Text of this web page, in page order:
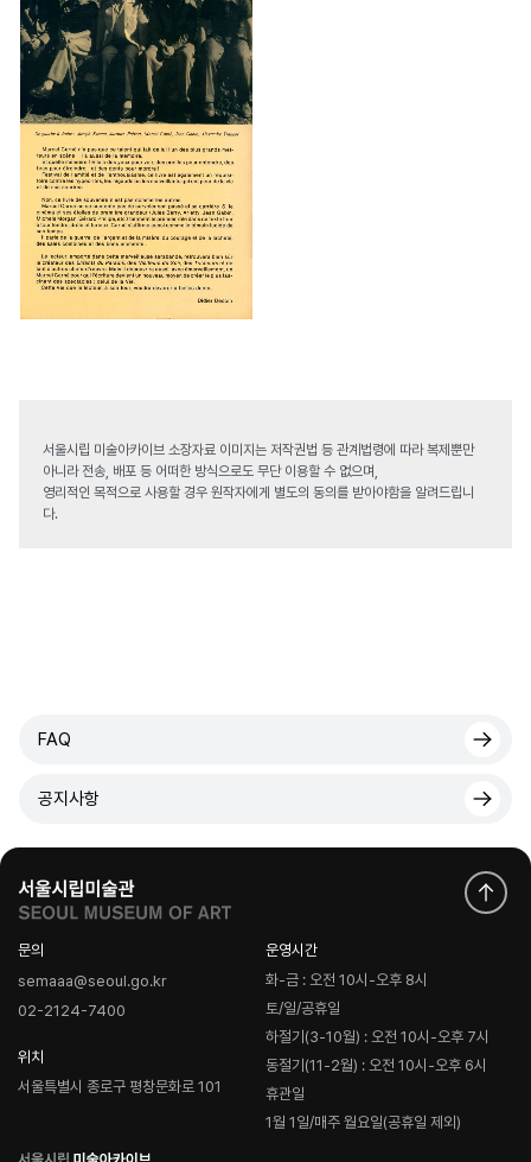
서울시립 미술아카이브 소장자료 이미지는 저작권법 등 관계법령에 따라 복제뿐만
아니라 전송, 배포 등 어떠한 방식으로도 무단 이용할 수 없으며,
영리적인 목적으로 사용할 경우 원작자에게 별도의 동의를 받아야함을 알려드립니
다.
FAQ
공지사항
문의
semaaa@seoul.go.kr
02-2124-7400
위치
서울특별시 종로구 평창문화로 101
운영시간
화-금 : 오전 10시-오후 8시
토/일/공휴일
하절기(3-10월) : 오전 10시-오후 7시
동절기(11-2월) : 오전 10시-오후 6시
휴관일
1월 1일/매주 월요일(공휴일 제외)
로